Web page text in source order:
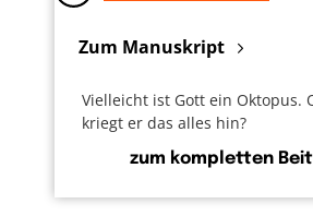
Zum Manuskript
Vielleicht ist Gott ein Oktopus.
kriegt er das alles hin?
zum kompletten